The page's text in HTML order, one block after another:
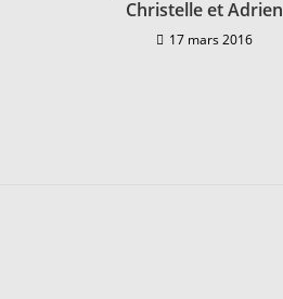
Christelle et Adrien
17 mars 2016